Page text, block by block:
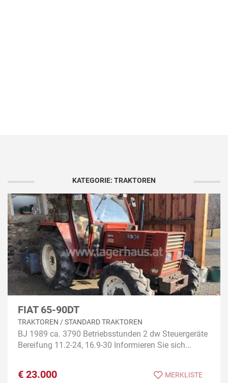
KATEGORIE: TRAKTOREN
FIAT 65-90DT
TRAKTOREN / STANDARD TRAKTOREN
BJ 1989 ca. 3790 Betriebsstunden 2 dw Steuergeräte
Bereifung 11.2-24, 16.9-30 Informieren Sie sich...
€ 23.000 MERKLISTE